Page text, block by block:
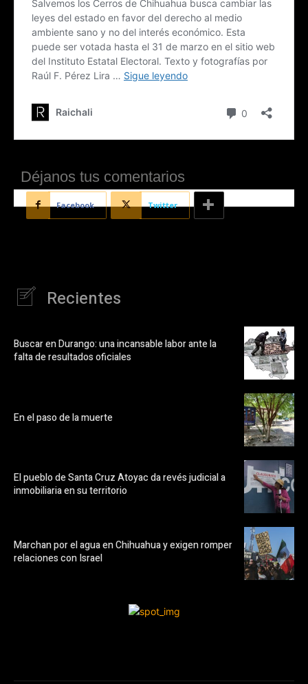
Déjanos tus comentarios
Facebook Twitter
Recientes
Buscar en Durango: una incansable labor ante la
falta de resultados oficiales
En el paso de la muerte
El pueblo de Santa Cruz Atoyac da revés judicial a
inmobiliaria en su territorio
Marchan por el agua en Chihuahua y exigen romper
relaciones con Israel